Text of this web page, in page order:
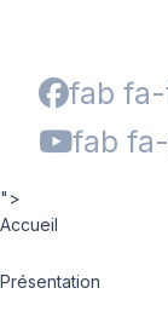
fab
fab
">
Accueil
Présentation